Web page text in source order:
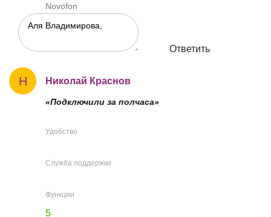
Novofon
Ответить
Н Николай Краснов
«Подключили за полчаса»
Удобство
Служба поддержки
Функции
5